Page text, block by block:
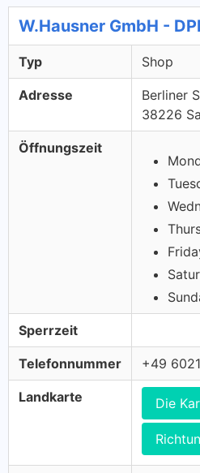
W.Hausner GmbH -
Typ Shop
Adresse
Berliner
38226
Öffnungszeit
Sperrzeit
Telefonnummer +49
Landkarte Die